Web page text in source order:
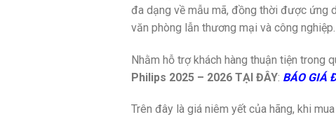
đa dạng về mẫu mã, đồng thời được ứng
văn phòng lẫn thương mại và công nghiệp.
Nhằm hỗ trợ khách hàng thuận tiện trong
Philips 2025 – 2026 TẠI ĐÂY: BÁO GIÁ
Trên đây là giá niêm yết của hãng, khi